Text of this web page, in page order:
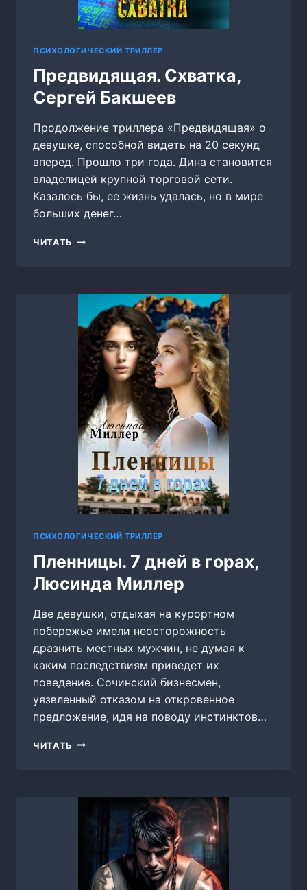
ПСИХОЛОГИЧЕСКИЙ ТРИЛЛЕР
Предвидящая. Схватка,
Сергей Бакшеев
Продолжение триллера «Предвидящая» о
девушке, способной видеть на 20 секунд
вперед. Прошло три года. Дина становится
владелицей крупной торговой сети.
Казалось бы, ее жизнь удалась, но в мире
больших денег…
ЧИТАТЬ ПРЕДВИДЯЩАЯ.
ПСИХОЛОГИЧЕСКИЙ ТРИЛЛЕР
Пленницы. 7 дней в горах,
Люсинда Миллер
Две девушки, отдыхая на курортном
побережье имели неосторожность
дразнить местных мужчин, не думая к
каким последствиям приведет их
поведение. Сочинский бизнесмен,
уязвленный отказом на откровенное
предложение, идя на поводу инстинктов…
ЧИТАТЬ ПЛЕННИЦЫ.
ГОРАХ,
ЛЮСИНДА